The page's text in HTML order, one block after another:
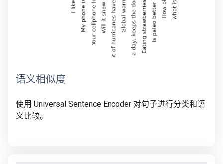
语义相似度
使用 Universal Sentence Encoder 对句子进行分类和语
义比较。